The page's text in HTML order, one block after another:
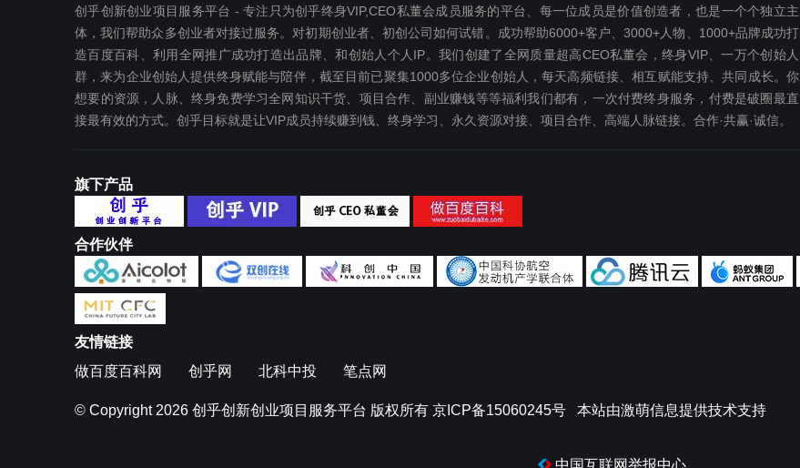
创乎创新创业项目服务平台 - 专注只为创乎终身VIP,CEO私董会成员服务的平台、每一位成员是价值创造者，也是一个个独立主
体，我们帮助众多创业者对接过服务。对初期创业者、初创公司如何试错。成功帮助6000+客户、3000+人物、1000+品牌成功打
造百度百科、利用全网推广成功打造出品牌、和创始人个人IP。我们创建了全网质量超高CEO私董会，终身VIP、一万个创始人
群，来为企业创始人提供终身赋能与陪伴，截至目前已聚集1000多位企业创始人，每天高频链接、相互赋能支持、共同成长。你
想要‬的资源，人脉、终身免费学习全网知识干货、项目合作、副业赚钱等等福利我们都‬有，一次付费终‬身服务，付费是破圈最‬直
接最有效‬的方式。创乎目标就是让VIP成员持续赚到钱、终身学习、永久资源对接、项目合作、高端人脉链接。合作·共赢·诚信。
旗下产品
合作伙伴
友情链接
做百度百科网
创乎网 北科中投 笔点网
© Copyright 2026 创乎创新创业项目服务平台 版权所有 京ICP备15060245号 本站由激萌信息提供技术支持